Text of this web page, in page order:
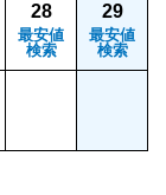
28
最安値
検索
29
最安値
検索